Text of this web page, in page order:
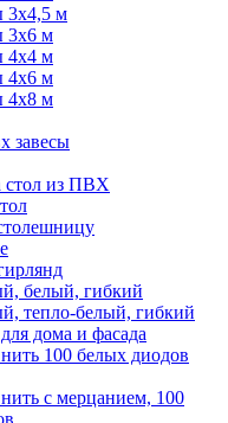
3х4,5 м
3х6 м
4х4 м
4х6 м
4х8 м
завесы
стол из ПВХ
белый, гибкий
тепло-белый, гибкий
дома и фасада
100 белых диодов
с мерцанием, 100